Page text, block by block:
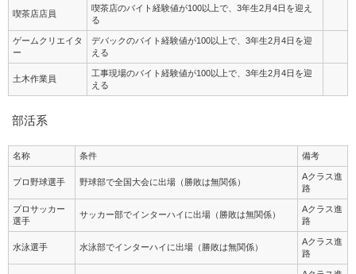
喫茶店店員
喫茶店のバイト経験値が100以上で、3年生2月4日を迎え
る
ゲームクリエイタ
ー
デバックのバイト経験値が100以上で、3年生2月4日を迎
える
土木作業員
工事現場のバイト経験値が100以上で、3年生2月4日を迎
える
部活系
名称 条件 備考
プロ野球選手 野球部で全国大会に出場（勝敗は無関係）
Aクラス進
路
プロサッカー
選手
サッカー部でインターハイに出場（勝敗は無関係）
Aクラス進
路
水泳選手 水泳部でインターハイに出場（勝敗は無関係）
Aクラス進
路